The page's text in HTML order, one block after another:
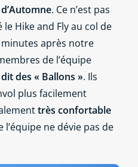
. Ce n’est pas
Hike and Fly au col de
minutes après notre
de l’équipe
des « Ballons ». Ils
plus facilement
très confortable
l’équipe ne dévie pas de